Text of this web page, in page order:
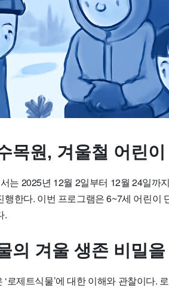
목원, 겨울철 어린
는 2025년 12월 2일부터 12월 24일까
행한다. 이번 프로그램은 6~7세 어린이
.
의 겨울 생존 비밀
‘로제트식물’에 대한 이해와 관찰이다.